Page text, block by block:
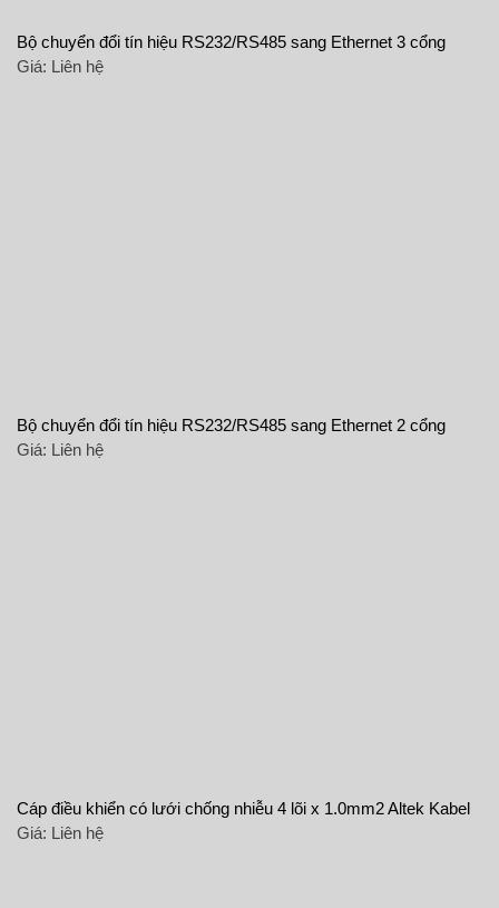
Bộ chuyển đổi tín hiệu RS232/RS485 sang Ethernet 3 cổng
Giá: Liên hệ
Bộ chuyển đổi tín hiệu RS232/RS485 sang Ethernet 2 cổng
Giá: Liên hệ
Cáp điều khiển có lưới chống nhiễu 4 lõi x 1.0mm2 Altek Kabel
Giá: Liên hệ